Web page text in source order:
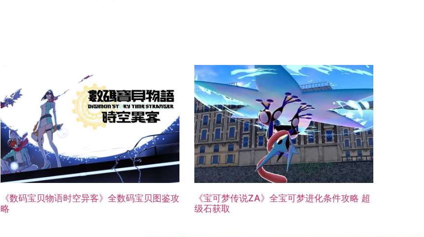
《数码宝贝物语时空异客》全数码宝贝图鉴攻
略
《宝可梦传说ZA》全宝可梦进化条件攻略 超
级石获取